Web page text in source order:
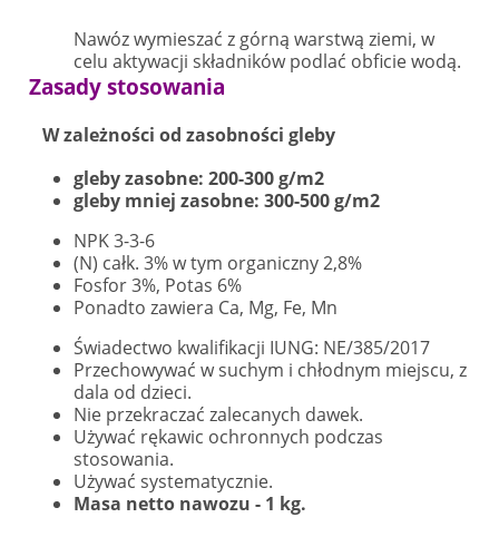
Nawóz wymieszać z górną warstwą ziemi, w
celu aktywacji składników podlać obficie wodą.
Zasady stosowania
W zależności od zasobności gleby
gleby zasobne: 200-300 g/m2
gleby mniej zasobne: 300-500 g/m2
NPK 3-3-6
(N) całk. 3% w tym organiczny 2,8%
Fosfor 3%, Potas 6%
Ponadto zawiera Ca, Mg, Fe, Mn
Świadectwo kwalifikacji IUNG: NE/385/2017
Przechowywać w suchym i chłodnym miejscu, z
dala od dzieci.
Nie przekraczać zalecanych dawek.
Używać rękawic ochronnych podczas
stosowania.
Używać systematycznie.
Masa netto nawozu - 1 kg.